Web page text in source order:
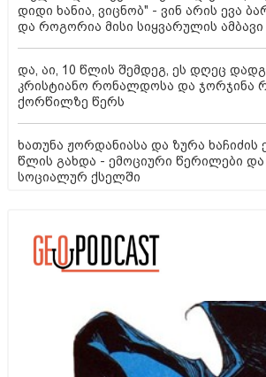
დიდი ხანია, ვიცნობ" - ვინ არის ევა
და როგორია მისი სიყვარულის ამბავი
და, აი, 10 წლის შემდეგ, ეს დღეც
კრისტიანო რონალდოსა და ჯორჯინა
ქორწილზე წერს
ხათუნა ჟორდანიასა და ზურა ხაჩიძის
წლის გახდა - ემოციური წერილები
სოციალურ ქსელში